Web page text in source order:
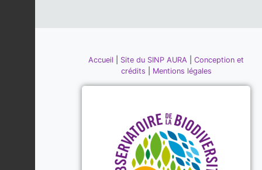
Accueil Site du SINP AURA
Conception et
crédits
Mentions légales